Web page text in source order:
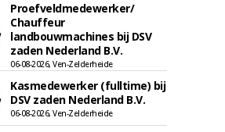
Proefveldmedewerker/
Chauffeur
landbouwmachines bij DSV
zaden Nederland B.V.
06-08-2026, Ven-Zelderheide
Kasmedewerker (fulltime) bij
DSV zaden Nederland B.V.
06-08-2026, Ven-Zelderheide